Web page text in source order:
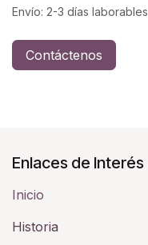
Envío: 2-3 días laborables
Contáctenos
Enlaces de Interés
Inicio
Historia​